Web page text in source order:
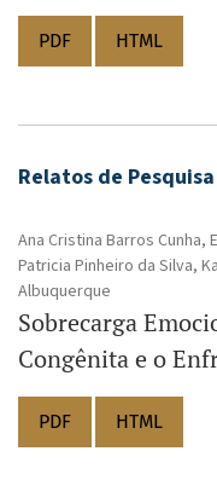
PDF HTML
Relatos de Pesquisa
Ana Cristina Barros Cunha,
Patricia Pinheiro da Silva,
Albuquerque
Sobrecarga
Congênita e o
PDF HTML